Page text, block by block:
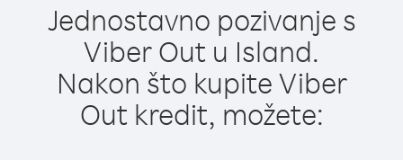
Jednostavno pozivanje s
Viber Out u Island.
Nakon što kupite Viber
Out kredit, možete: